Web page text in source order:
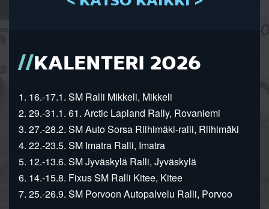
KALENTERI 2026
1. 16.-17.1. SM Ralli Mikkeli, Mikkeli
2. 29.-31.1. 61. Arctic Lapland Rally, Rovaniemi
3. 27.-28.2. SM Auto Sorsa Riihimäki-ralli, Riihimäki
4. 22.-23.5. SM Imatra Ralli, Imatra
5. 12.-13.6. SM Jyväskylä Ralli, Jyväskylä
6. 14.-15.8. Fixus SM Ralli Kitee, Kitee
7. 25.-26.9. SM Porvoon Autopalvelu Ralli, Porvoo